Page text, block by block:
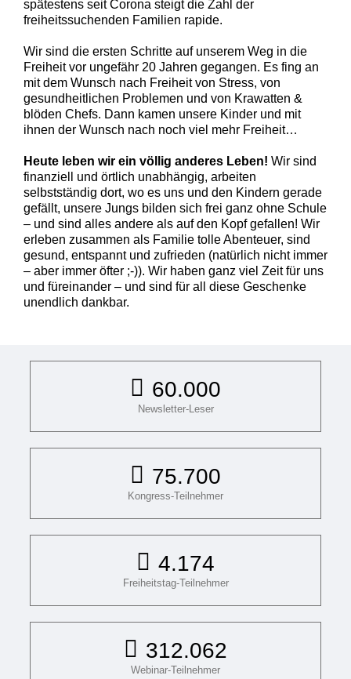
spätestens seit Corona steigt die Zahl der
freiheitssuchenden Familien rapide.
Wir sind die ersten Schritte auf unserem Weg in die
Freiheit vor ungefähr 20 Jahren gegangen. Es fing an
mit dem Wunsch nach Freiheit von Stress, von
gesundheitlichen Problemen und von Krawatten &
blöden Chefs. Dann kamen unsere Kinder und mit
ihnen der Wunsch nach noch viel mehr Freiheit…
Heute leben wir ein völlig anderes Leben! Wir sind
finanziell und örtlich unabhängig, arbeiten
selbstständig dort, wo es uns und den Kindern gerade
gefällt, unsere Jungs bilden sich frei ganz ohne Schule
– und sind alles andere als auf den Kopf gefallen! Wir
erleben zusammen als Familie tolle Abenteuer, sind
gesund, entspannt und zufrieden (natürlich nicht immer
– aber immer öfter ;-)). Wir haben ganz viel Zeit für uns
und füreinander – und sind für all diese Geschenke
unendlich dankbar.
60.000
Newsletter-Leser
75.700
Kongress-Teilnehmer
4.174
Freiheitstag-Teilnehmer
312.062
Webinar-Teilnehmer